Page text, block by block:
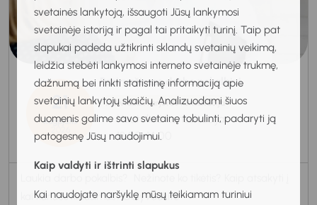
svetainės lankytoją, išsaugoti Jūsų lankymosi
svetainėje istoriją ir pagal tai pritaikyti turinį. Taip pat
slapukai padeda užtikrinti sklandų svetainių veikimą,
leidžia stebėti lankymosi interneto svetainėje trukmę,
dažnumą bei rinkti statistinę informaciją apie
svetainių lankytojų skaičių. Analizuodami šiuos
duomenis galime savo svetainę tobulinti, padaryti ją
patogesnę Jūsų naudojimui.
Kaip valdyti ir ištrinti slapukus
Kai naudojate naršyklę mūsų teikiamam turiniui
21
Rugpjūtis
Pasiruošimas darbo pokalbiui
Individuali karjeros konsultacija
Nuotolinė konsultacija
13:00-14:00
kai kuriuos klausimus? Dalyvaukite